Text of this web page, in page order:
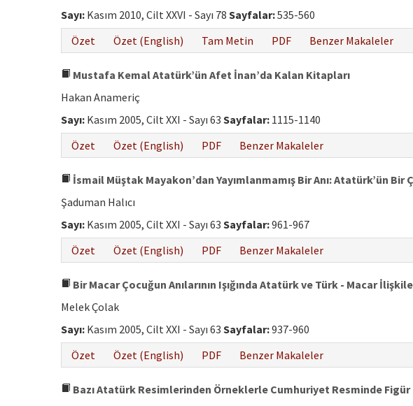
Sayı: Kasım 2010, Cilt XXVI - Sayı 78 Sayfalar:535-560
Özet
Özet (English) Tam Metin PDF Benzer Makaleler
Mustafa Kemal Atatürk’ün Afet İnan’da Kalan Kitapları
Hakan Anameriç
Sayı: Kasım 2005, Cilt XXI - Sayı 63 Sayfalar: 1115-1140
Özet
Özet (English) PDF Benzer Makaleler
İsmail Müştak Mayakon’dan Yayımlanmamış Bir Anı: Atatürk’ün Bir
Şaduman Halıcı
Sayı: Kasım 2005, Cilt XXI - Sayı 63 Sayfalar:961-967
Özet
Özet (English) PDF Benzer Makaleler
Bir Macar Çocuğun Anılarının Işığında Atatürk ve Türk - Macar
Melek Çolak
Sayı: Kasım 2005, Cilt XXI - Sayı 63 Sayfalar:937-960
Özet
Özet (English) PDF Benzer Makaleler
Bazı Atatürk Resimlerinden Örneklerle Cumhuriyet Resminde Figür